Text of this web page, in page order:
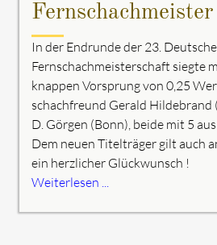
Fernschachmeister
In der Endrunde der 23.
Fernschachmeisterschaft siegte
knappen Vorsprung von 0,25
schachfreund Gerald Hildebrand
D. Görgen (Bonn), beide mit 5 aus
Dem neuen Titelträger gilt auch
ein herzlicher Glückwunsch !
Weiterlesen ...